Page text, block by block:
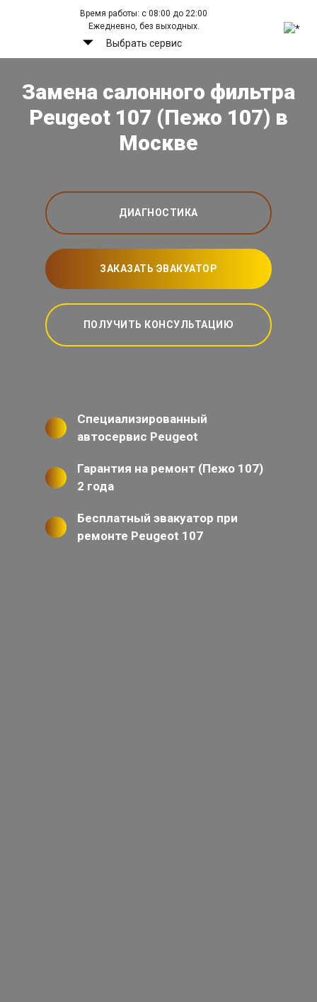
Время работы: с 08:00 до 22:00
Ежедневно, без выходных.
Выбрать сервис
Замена салонного фильтра
Peugeot 107 (Пежо 107) в
Москве
ДИАГНОСТИКА
ЗАКАЗАТЬ ЭВАКУАТОР
ПОЛУЧИТЬ КОНСУЛЬТАЦИЮ
Специализированный
автосервис Peugeot
Гарантия на ремонт (Пежо 107)
2 года
Бесплатный эвакуатор при
ремонте Peugeot 107